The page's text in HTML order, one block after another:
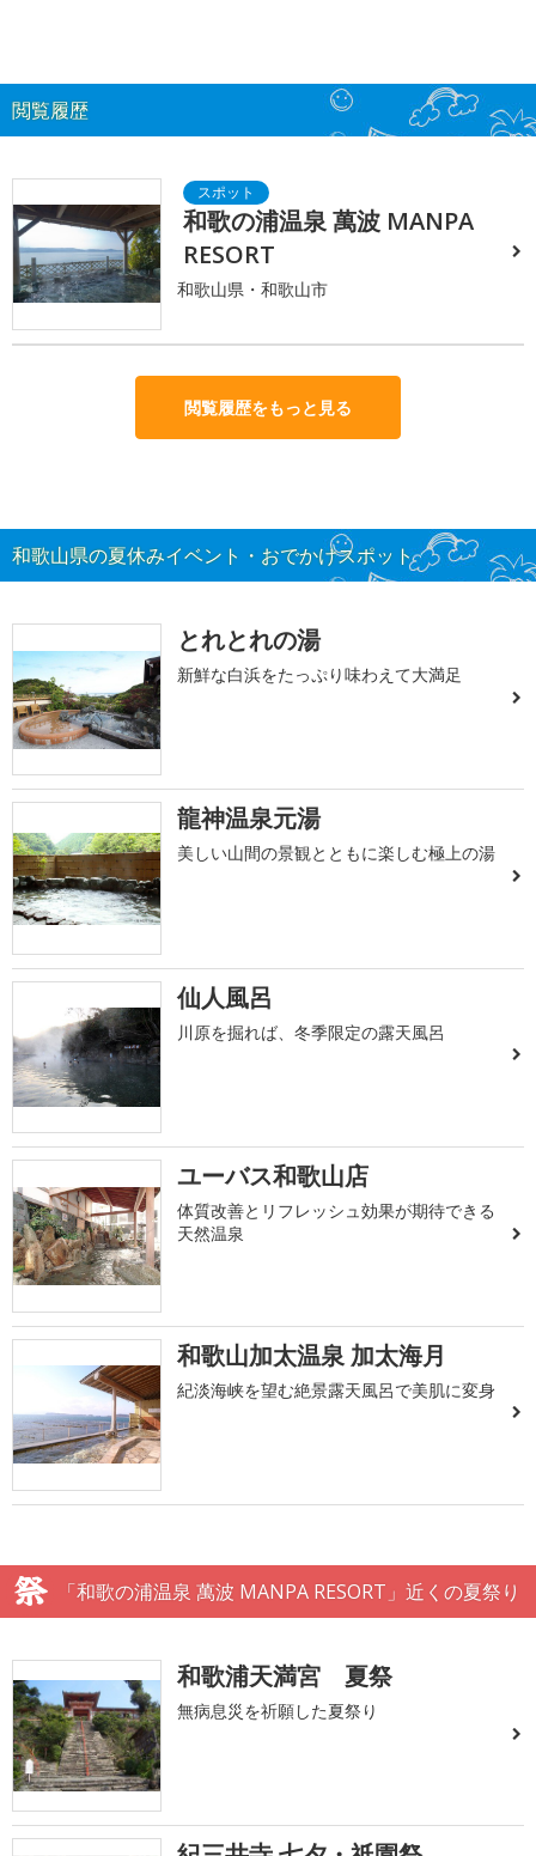
閲覧履歴
和歌の浦温泉 萬波 MANPA
RESORT
和歌山県・和歌山市
閲覧履歴をもっと見る
和歌山県の夏休みイベント・おでかけスポット
とれとれの湯
新鮮な白浜をたっぷり味わえて大満足
龍神温泉元湯
美しい山間の景観とともに楽しむ極上の湯
仙人風呂
川原を掘れば、冬季限定の露天風呂
ユーバス和歌山店
体質改善とリフレッシュ効果が期待できる
天然温泉
和歌山加太温泉 加太海月
紀淡海峡を望む絶景露天風呂で美肌に変身
「和歌の浦温泉 萬波 MANPA RESORT」近くの夏祭り
和歌浦天満宮 夏祭
無病息災を祈願した夏祭り